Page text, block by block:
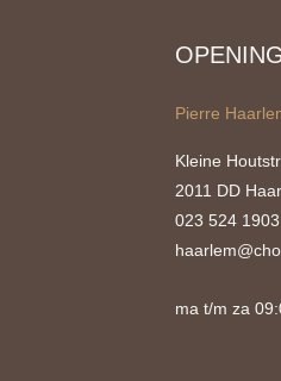
Pierre
Kleine
2011 DD
023 524 1903
ma t/m za